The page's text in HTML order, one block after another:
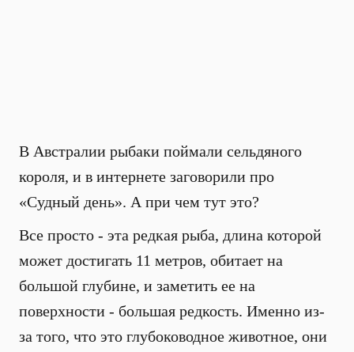
В Австралии рыбаки поймали сельдяного
короля, и в интернете заговорили про
«Судный день». А при чем тут это?
Все просто - эта редкая рыба, длина которой
может достигать 11 метров, обитает на
большой глубине, и заметить ее на
поверхности - большая редкость. Именно из-
за того, что это глубоководное животное, они